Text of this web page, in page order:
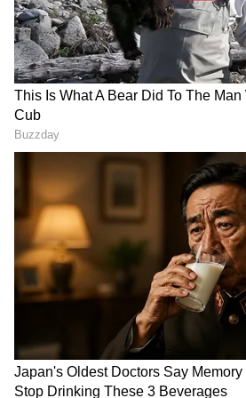
సంస్థలనన్నిటినీ మోడీ, బీజేపీ
వ్యవస్థలను కూలదోస్తుంటే,ఈ
దుర్మార్గంలో సహకరించిండు!
బీ-టీం!.. " అంటూ విమ‌ర్శించారు.
RECOMMENDED STORIES
హైదరాబాద్‌కు దగ్గర్లోనే.. ఈ హిడెన్
ఐలాండ్ చూస్తే దిమ్మ తిరిగిపోద్ది !
వర్షాల